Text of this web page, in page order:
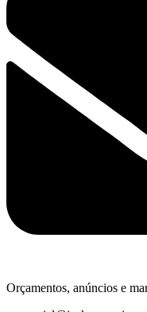
Orçamentos, anúncios e